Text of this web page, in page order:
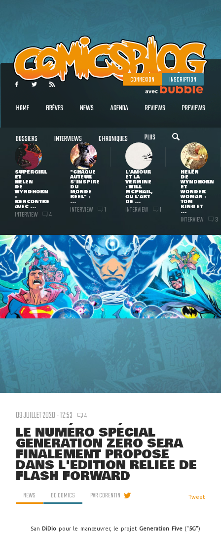
CONNEXION INSCRIPTION
HOME BRÈVES NEWS AGENDA REVIEWS PREVIEWS
DOSSIERS INTERVIEWS CHRONIQUES PLUS
SUPERGIRL
ET
HELEN
DE
WYNDHORN
:
RENCONTRE
AVEC ...
INTERVIEW 4
"CHAQUE
AUTEUR
S'INSPIRE
DU
MONDE
RÉEL" :
...
INTERVIEW 1
L'AMOUR
ET LA
VERMINE
: WILL
MCPHAIL,
OU L'ART
DE ...
INTERVIEW 1
HELEN
DE
WYNDHORN
ET
WONDER
WOMAN :
TOM
KING ET
...
INTERVIEW 3
09 JUILLET 2020 - 12:53 4
LE NUMÉRO SPÉCIAL
GENERATION ZERO SERA
FINALEMENT PROPOSÉ
DANS L'ÉDITION RELIÉE DE
FLASH FORWARD
NEWS DC COMICS PARCORENTIN Tweet
San DiDio pour le manœuvrer, le projet Generation Five("5G")